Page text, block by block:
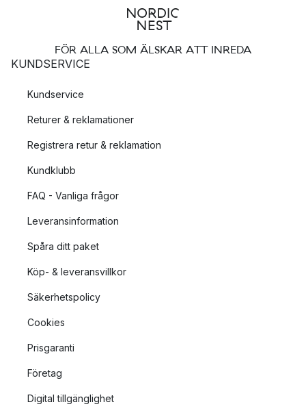
FÖR ALLA SOM ÄLSKAR ATT INREDA
KUNDSERVICE
Kundservice
Returer & reklamationer
Registrera retur & reklamation
Kundklubb
FAQ - Vanliga frågor
Leveransinformation
Spåra ditt paket
Köp- & leveransvillkor
Säkerhetspolicy
Cookies
Prisgaranti
Företag
Digital tillgänglighet